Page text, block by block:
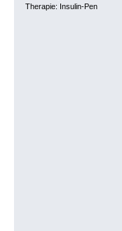
Therapie: Insulin-Pen